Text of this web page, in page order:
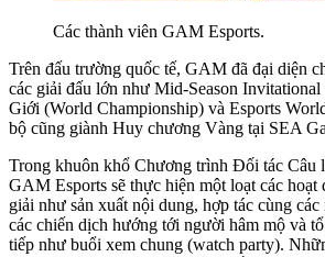
Các thành viên GAM Esports.
Trên đấu trường quốc tế, GAM đã đại diện
các giải đấu lớn như Mid-Season
Giới (World Championship) và Esports
bộ cũng giành Huy chương Vàng tại SEA
Trong khuôn khổ Chương trình Đối tác Câu
GAM Esports sẽ thực hiện một loạt các hoạt
giải như sản xuất nội dung, hợp tác cùng các
các chiến dịch hướng tới người hâm mộ và
tiếp như buổi xem chung (watch party).